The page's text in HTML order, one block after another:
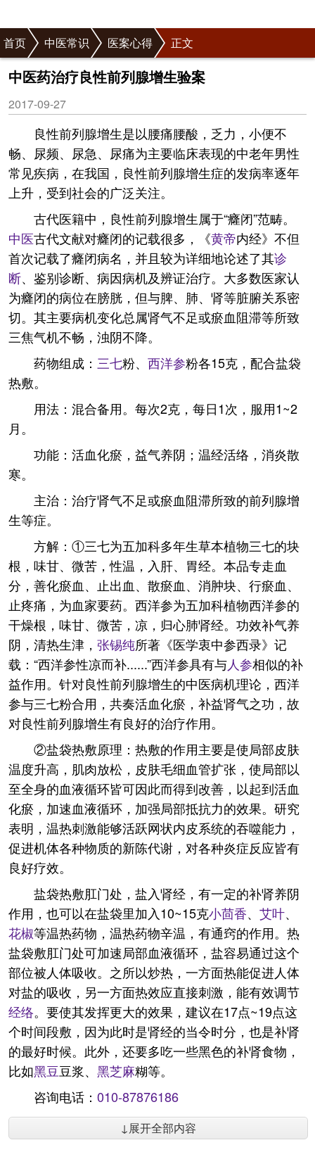
首页 中医常识 医案心得 正文
中医药治疗良性前列腺增生验案
2017-09-27
良性前列腺增生是以腰痛腰酸，乏力，小便不
畅、尿频、尿急、尿痛为主要临床表现的中老年男性
常见疾病，在我国，良性前列腺增生症的发病率逐年
上升，受到社会的广泛关注。
古代医籍中，良性前列腺增生属于“癃闭”范畴。
中医古代文献对癃闭的记载很多，《黄帝内经》不但
首次记载了癃闭病名，并且较为详细地论述了其诊
断、鉴别诊断、病因病机及辨证治疗。大多数医家认
为癃闭的病位在膀胱，但与脾、肺、肾等脏腑关系密
切。其主要病机变化总属肾气不足或瘀血阻滞等所致
三焦气机不畅，浊阴不降。
药物组成： 三七粉、 西洋参粉各15克，配合盐袋
热敷。
用法：混合备用。每次2克，每日1次，服用1~2
月。
功能：活血化瘀，益气养阴；温经活络，消炎散
寒。
主治：治疗肾气不足或瘀血阻滞所致的前列腺增
生等症。
方解：①三七为五加科多年生草本植物三七的块
根，味甘、微苦，性温，入肝、胃经。本品专走血
分，善化瘀血、止出血、散瘀血、消肿块、行瘀血、
止疼痛，为血家要药。西洋参为五加科植物西洋参的
干燥根，味甘、微苦，凉，归心肺肾经。功效补气养
阴，清热生津， 张锡纯所著《医学衷中参西录》记
载：“西洋参性凉而补......”西洋参具有与人参相似的补
益作用。针对良性前列腺增生的中医病机理论，西洋
参与三七粉合用，共奏活血化瘀，补益肾气之功，故
对良性前列腺增生有良好的治疗作用。
②盐袋热敷原理：热敷的作用主要是使局部皮肤
温度升高，肌肉放松，皮肤毛细血管扩张，使局部以
至全身的血液循环皆可因此而得到改善，以起到活血
化瘀，加速血液循环，加强局部抵抗力的效果。研究
表明，温热刺激能够活跃网状内皮系统的吞噬能力，
促进机体各种物质的新陈代谢，对各种炎症反应皆有
良好疗效。
盐袋热敷肛门处，盐入肾经，有一定的补肾养阴
作用，也可以在盐袋里加入10~15克小茴香、 艾叶、
花椒等温热药物，温热药物辛温，有通窍的作用。热
盐袋敷肛门处可加速局部血液循环，盐容易通过这个
部位被人体吸收。之所以炒热，一方面热能促进人体
对盐的吸收，另一方面热效应直接刺激，能有效调节
经络。要使其发挥更大的效果，建议在17点~19点这
个时间段敷，因为此时是肾经的当令时分，也是补肾
的最好时候。此外，还要多吃一些黑色的补肾食物，
比如黑豆豆浆、 黑芝麻糊等。
咨询电话： 010-87876186
↓展开全部内容